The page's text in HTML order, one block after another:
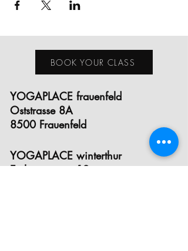
BOOK YOUR CLASS
YOGAPLACE frauenfeld
Oststrasse 8A
8500 Frauenfeld
YOGAPLACE winterthur
Eichgutstrasse 12